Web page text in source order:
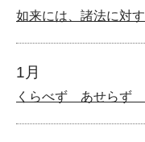
如来には、諸法に対
1月
くらべず あせらず